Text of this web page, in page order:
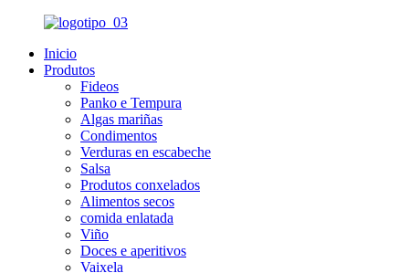
Inicio
Produtos
Fideos
Panko e Tempura
Algas mariñas
Condimentos
Verduras en escabeche
Salsa
Produtos conxelados
Alimentos secos
comida enlatada
Viño
Doces e aperitivos
Vaixela